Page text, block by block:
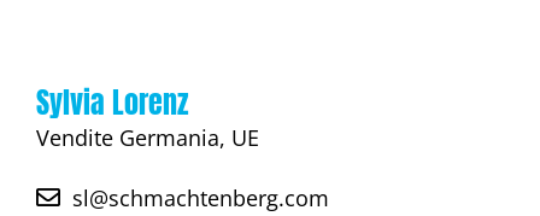
Sylvia Lorenz
Vendite Germania, UE
sl@schmachtenberg.com